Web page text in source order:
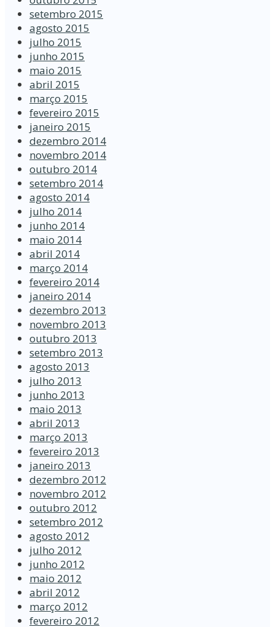
setembro 2015
agosto 2015
julho 2015
junho 2015
maio 2015
abril 2015
março 2015
fevereiro 2015
janeiro 2015
dezembro 2014
novembro 2014
outubro 2014
setembro 2014
agosto 2014
julho 2014
junho 2014
maio 2014
abril 2014
março 2014
fevereiro 2014
janeiro 2014
dezembro 2013
novembro 2013
outubro 2013
setembro 2013
agosto 2013
julho 2013
junho 2013
maio 2013
abril 2013
março 2013
fevereiro 2013
janeiro 2013
dezembro 2012
novembro 2012
outubro 2012
setembro 2012
agosto 2012
julho 2012
junho 2012
maio 2012
abril 2012
março 2012
fevereiro 2012